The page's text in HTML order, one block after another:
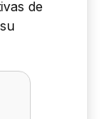
de